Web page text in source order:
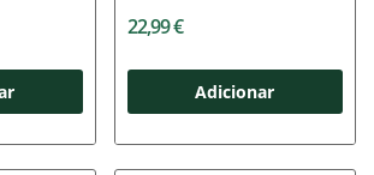
22,99 €
Adicionar